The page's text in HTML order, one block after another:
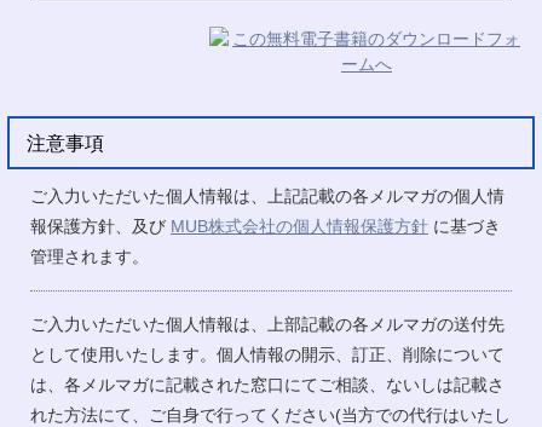
注意事項
ご入力いただいた個人情報は、上記記載の各メルマガの個人情
報保護方針、及び MUB株式会社の個人情報保護方針 に基づき
管理されます。
ご入力いただいた個人情報は、上部記載の各メルマガの送付先
として使用いたします。個人情報の開示、訂正、削除について
は、各メルマガに記載された窓口にてご相談、ないしは記載さ
れた方法にて、ご自身で行ってください(当方での代行はいたし